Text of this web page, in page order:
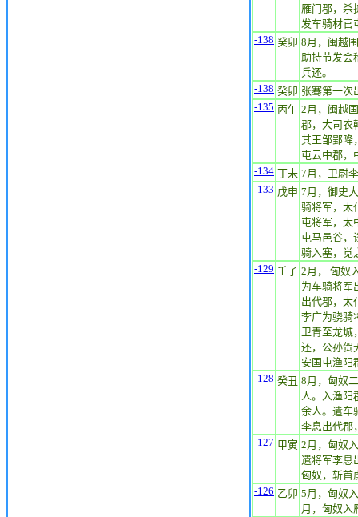
雁门郡，杀
发车骑材官
-138 癸卯 8月，闽越
助持节发会
兵还。
-138 癸卯 张骞第一次
-135 丙午 2月，闽越
郡，大司农
其王邹郢降
屯云中郡，
-134 丁未 7月，卫尉
-133 戊申 7月，御史
骑将军，太
屯将军，太
屯马邑谷，
骑入塞，觉
-129 壬子 2月， 匈奴
为车骑将军
出代郡，太
李广为骁骑
卫青至龙城
还，公孙贺
安国屯渔
-128 癸丑 8月，匈奴
人。入渔阳
余人。遣车
李息出代郡
-127 甲寅 2月，匈奴
遣将军李息
匈奴，斩首
-126 乙卯 5月，匈奴
月，匈奴入